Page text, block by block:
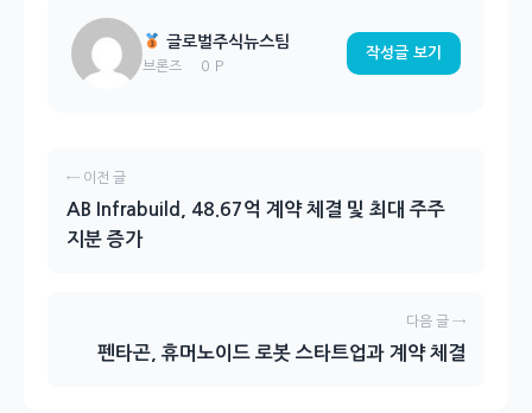
글로벌주식뉴스팀
브론즈 0 P
작성글 보기
← 이전 글
AB Infrabuild, 48.67억 계약 체결 및 최대 주주
지분 증가
다음 글 →
펜타곤, 휴머노이드 로봇 스타트업과 계약 체결